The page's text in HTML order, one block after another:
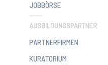
JOBBÖRSE
AUSBILDUNGSPARTNER
PARTNERFIRMEN
KURATORIUM